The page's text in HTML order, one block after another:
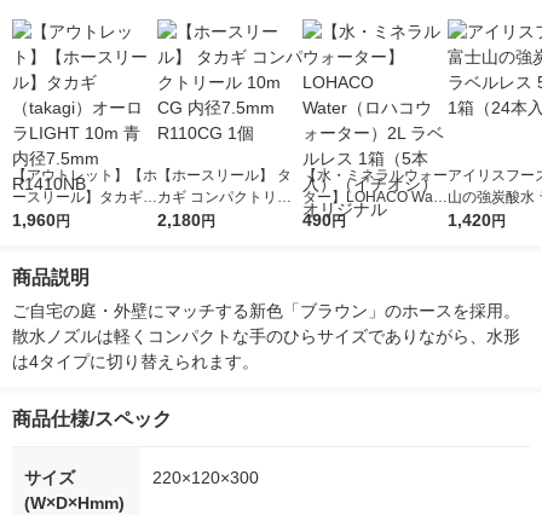
【アウトレット】【ホ
ースリール】タカギ
（takagi）オーロラLI
1,960円
【ホースリール】 タ
カギ コンパクトリー
ル 10m CG 内径7.5m
2,180円
【水・ミネラルウォー
ター】LOHACO Wate
r（ロハコウォータ
490円
アイリスフー
山の強炭酸水
レス 500ml 1
1,420円
商品説明
ご自宅の庭・外壁にマッチする新色「ブラウン」のホースを採用。
散水ノズルは軽くコンパクトな手のひらサイズでありながら、水形
は4タイプに切り替えられます。
商品仕様/スペック
サイズ
(W×D×Hmm)
220×120×300